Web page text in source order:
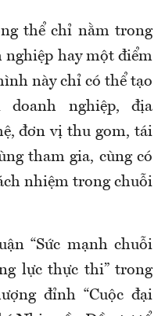
thể chỉ nằm trong
nghiệp hay một điểm
này chỉ có thể tạo
nghiệp, địa
đơn vị thu gom, tái
tham gia, cùng có
nhiệm trong chuỗi
“Sức mạnh chuỗi
lực thực thi” trong
đỉnh “Cuộc đại